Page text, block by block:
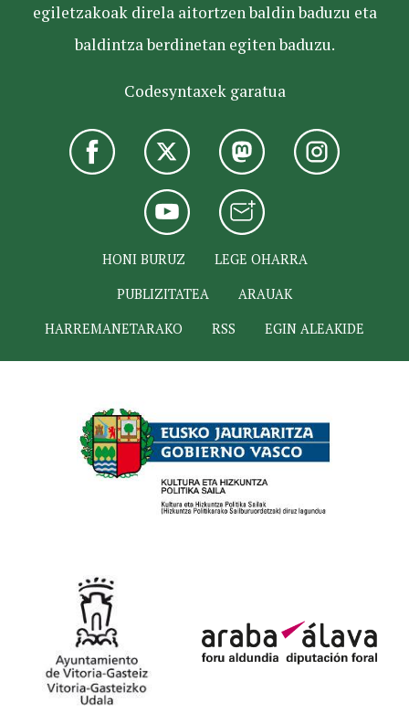
egiletzakoak direla aitortzen baldin baduzu eta
baldintza berdinetan egiten baduzu.
Codesyntaxek garatua
HONI BURUZ
LEGE OHARRA
PUBLIZITATEA
ARAUAK
HARREMANETARAKO
RSS EGIN ALEAKIDE